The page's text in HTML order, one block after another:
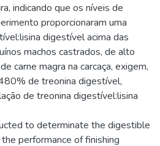
indicando que os níveis de
proporcionaram uma
digestível acima das
machos castrados, de alto
carne magra na carcaça, exigem,
de treonina digestível,
de treonina digestível:lisina
to determinate the digestible
performance of finishing